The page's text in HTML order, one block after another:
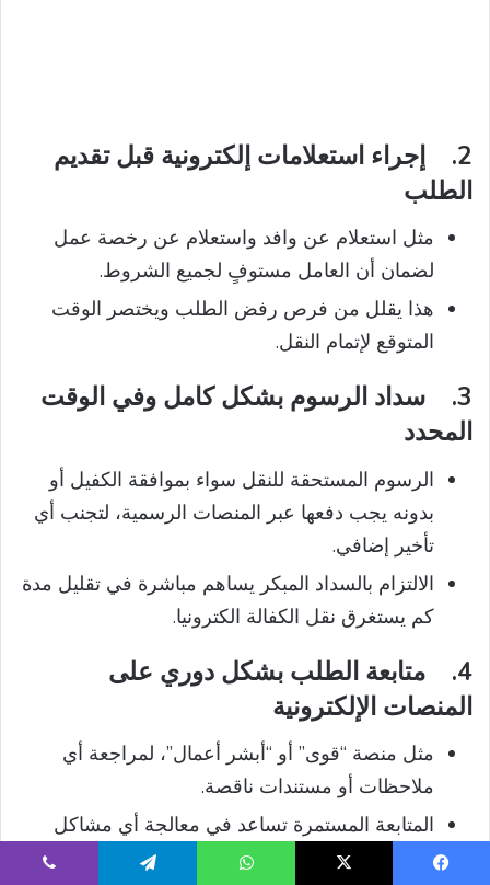
2.
إجراء استعلامات إلكترونية قبل تقديم
الطلب
مثل استعلام عن وافد واستعلام عن رخصة عمل
لضمان أن العامل مستوفٍ لجميع الشروط.
هذا يقلل من فرص رفض الطلب ويختصر الوقت
المتوقع لإتمام النقل.
3.
سداد الرسوم بشكل كامل وفي الوقت
المحدد
الرسوم المستحقة للنقل سواء بموافقة الكفيل أو
بدونه يجب دفعها عبر المنصات الرسمية، لتجنب أي
تأخير إضافي.
الالتزام بالسداد المبكر يساهم مباشرة في تقليل مدة
كم يستغرق نقل الكفالة الكترونيا.
4.
متابعة الطلب بشكل دوري على
المنصات الإلكترونية
مثل منصة “قوى” أو “أبشر أعمال”، لمراجعة أي
ملاحظات أو مستندات ناقصة.
المتابعة المستمرة تساعد في معالجة أي مشاكل
فنية أو قانونية بسرعة، مما يقلل الوقت المستغرق.